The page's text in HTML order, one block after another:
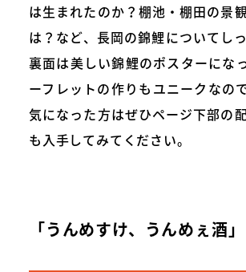
は生まれたのか？棚池・棚田の景
は？など、長岡の錦鯉についてし
裏面は美しい錦鯉のポスターにな
ーフレットの作りもユニークなの
気になった方はぜひページ下部の
も入手してみてください。
「うんめすけ、うんめぇ酒」